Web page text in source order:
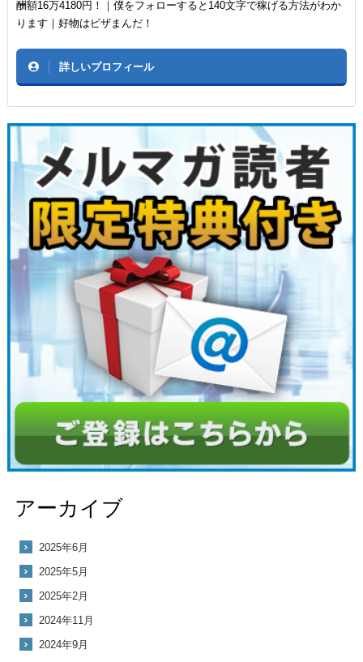
酬額16万4180円！｜僕をフォローすると140文字で稼げる方法がわか
ります｜好物はピザまんだ！
詳しいプロフィール
アーカイブ
2025年6月
2025年5月
2025年2月
2024年11月
2024年9月